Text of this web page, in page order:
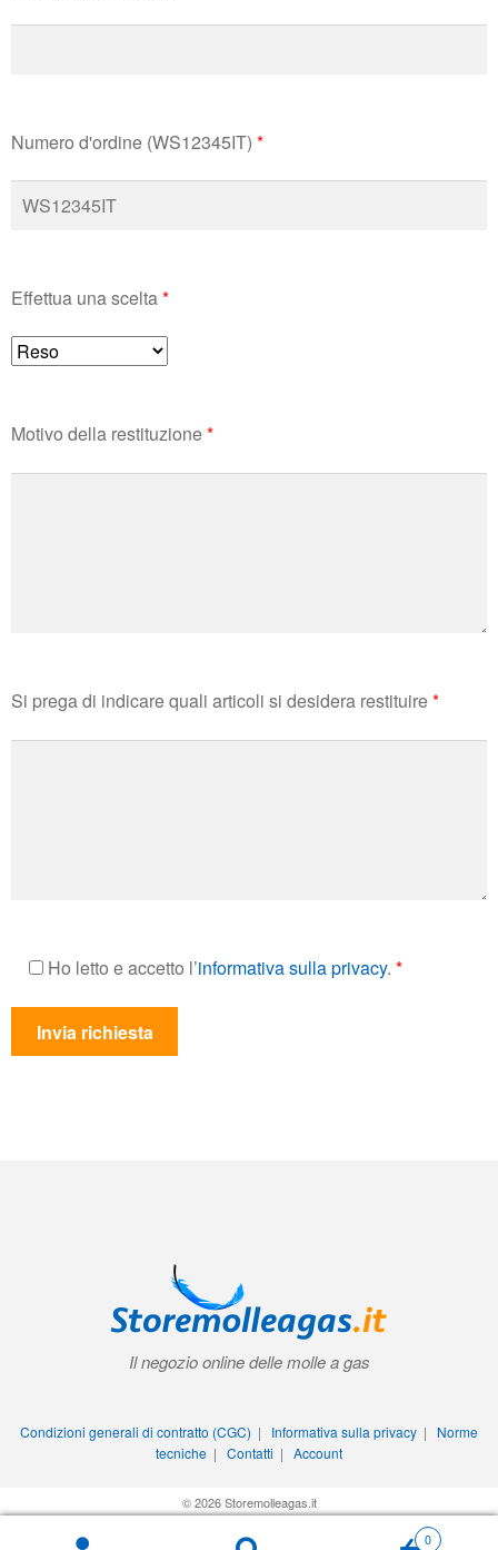
Numero d'ordine (WS12345IT) *
Effettua una scelta*
Motivo della restituzione*
Si prega di indicare quali articoli si desidera restituire*
Ho letto e accetto l’informativa sulla privacy. *
0
Il negozio online delle molle a gas
Condizioni generali di contratto (CGC) | Informativa sulla privacy | Norme
tecniche | Contatti | Account
© 2026 Storemolleagas.it